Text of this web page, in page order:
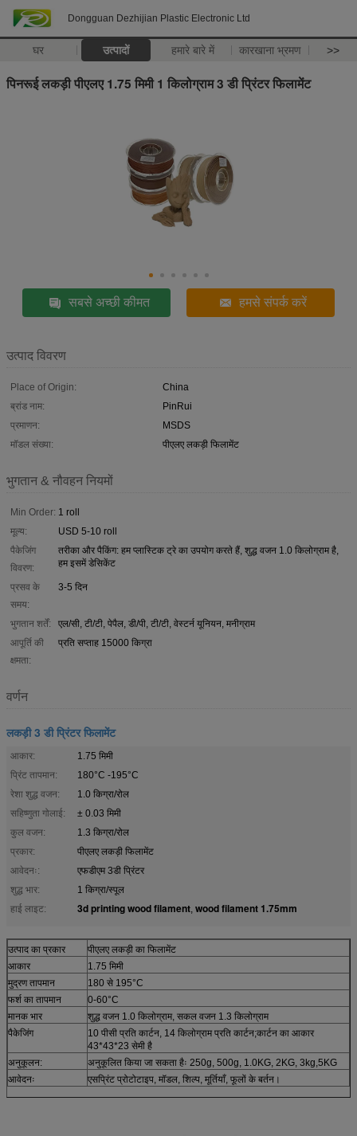
Dongguan Dezhijian Plastic Electronic Ltd
घर उत्पादों हमारे बारे में कारखाना भ्रमण >>
पिनरूई लकड़ी पीएलए 1.75 मिमी 1 किलोग्राम 3 डी प्रिंटर फिलामेंट
सबसे अच्छी कीमत हमसे संपर्क करें
उत्पाद विवरण
Place of Origin:
China
ब्रांड नाम:
PinRui
प्रमाणन:
MSDS
मॉडल संख्या:
पीएलए लकड़ी फिलामेंट
भुगतान & नौवहन नियमों
Min Order: 1 roll
मूल्य:
USD 5-10 roll
पैकेजिंग
विवरण:
तरीका और पैकिंग: हम प्लास्टिक ट्रे का उपयोग करते हैं, शुद्ध वजन 1.0 किलोग्राम है,
हम इसमें डेसिकेंट
प्रसव के
समय:
3-5 दिन
भुगतान शर्तें:
एल/सी, टी/टी, पेपैल, डी/पी, टी/टी, वेस्टर्न यूनियन, मनीग्राम
आपूर्ति की
क्षमता:
प्रति सप्ताह 15000 किग्रा
वर्णन
लकड़ी 3 डी प्रिंटर फिलामेंट
आकार:
1.75 मिमी
प्रिंट तापमान:
180°C -195°C
रेशा शुद्ध वजन:
1.0 किग्रा/रोल
सहिष्णुता गोलाई:
± 0.03 मिमी
कुल वजन:
1.3 किग्रा/रोल
प्रकार:
पीएलए लकड़ी फिलामेंट
आवेदनः:
एफडीएम 3डी प्रिंटर
शुद्ध भार:
1 किग्रा/स्पूल
हाई लाइट:
3d printing wood filament, wood filament 1.75mm
उत्पाद का प्रकार
पीएलए लकड़ी का फिलामेंट
आकार
1.75 मिमी
मुद्रण तापमान
180 से 195°C
फर्श का तापमान
0-60°C
मानक भार
शुद्ध वजन 1.0 किलोग्राम, सकल वजन 1.3 किलोग्राम
पैकेजिंग
10 पीसी प्रति कार्टन, 14 किलोग्राम प्रति कार्टन;कार्टन का आकार
43*43*23 सेमी है
अनुकूलन:
अनुकूलित किया जा सकता हैः 250g, 500g, 1.0KG, 2KG, 3kg,5KG
आवेदनः
एसप्रिंट प्रोटोटाइप, मॉडल, शिल्प, मूर्तियाँ, फूलों के बर्तन।